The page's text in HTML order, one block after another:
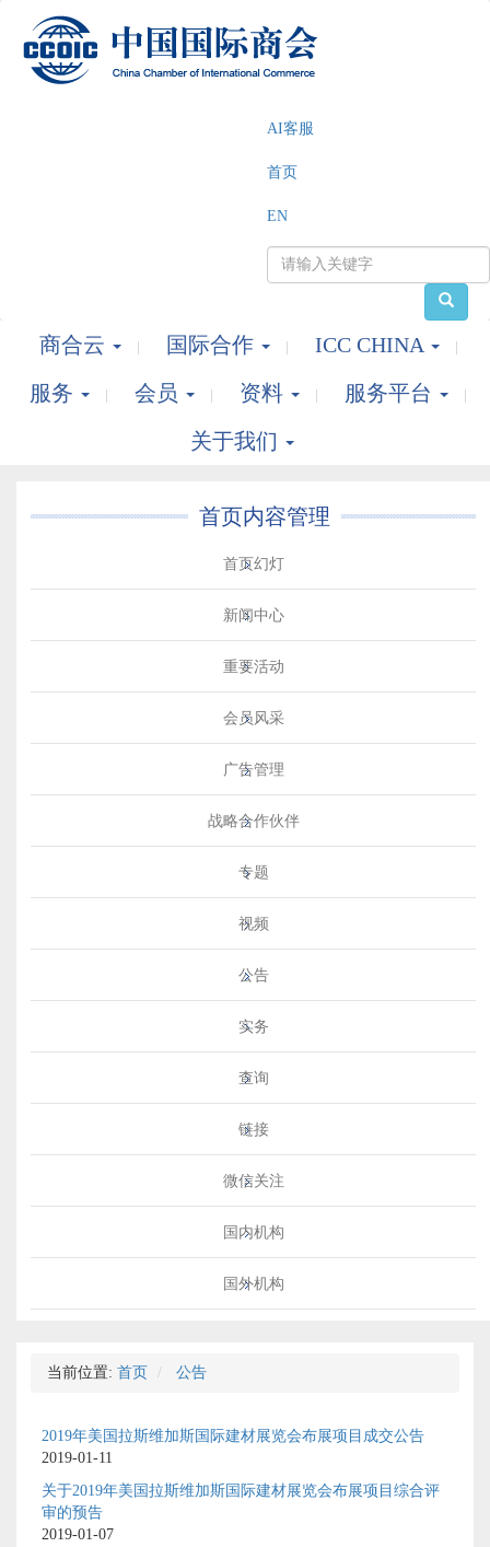
AI客服
首页
EN
商合云 国际合作
ICC CHINA
服务
会员 资料
服务平台
关于我们
首页内容管理
首页幻灯
新闻中心
重要活动
会员风采
广告管理
战略合作伙伴
专题
视频
公告
实务
查询
链接
微信关注
国内机构
国外机构
当前位置: 首页 公告
2019年美国拉斯维加斯国际建材展览会布展项目成交公告
2019-01-11
关于2019年美国拉斯维加斯国际建材展览会布展项目综合评
审的预告
2019-01-07